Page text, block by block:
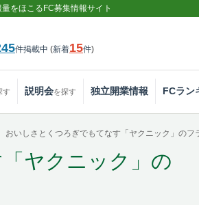
をほこるFC募集情報サイト
件掲載中 (新着15件)
す 説明会を探す 独立開業情報 FCラン
おいしさとくつろぎでもてなす「ヤクニック」のフ
ヤクニック」の